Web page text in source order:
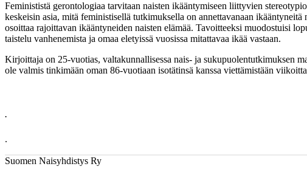
Feminististä gerontologiaa tarvitaan naisten ikääntymiseen liittyvien
keskeisin asia, mitä feministisellä tutkimuksella on annettavanaan
osoittaa rajoittavan ikääntyneiden naisten elämää. Tavoitteeksi muodostuisi
taistelu vanhenemista ja omaa eletyissä vuosissa mitattavaa ikää vastaan.
Kirjoittaja on 25-vuotias, valtakunnallisessa nais- ja sukupuolentutkimuksen
ole valmis tinkimään oman 86-vuotiaan isotätinsä kanssa viettämistään
.
.
Suomen Naisyhdistys Ry